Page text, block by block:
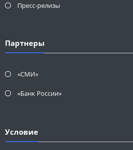
Пресс-релизы
Партнеры
«СМИ»
«Банк России»
Условие